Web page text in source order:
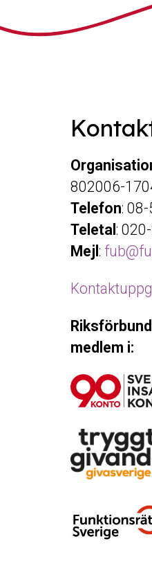
802006-
Telefon:
Teletal :
Mejl :
medlem i: